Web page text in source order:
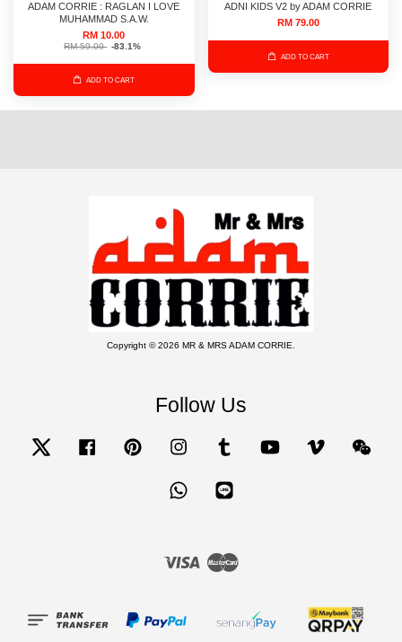
ADAM CORRIE : RAGLAN I LOVE
MUHAMMAD S.A.W.
RM 10.00
RM 59.00 -83.1%
ADD TO CART
ADNI KIDS V2 by ADAM CORRIE
RM 79.00
ADD TO CART
Copyright © 2026 MR & MRS ADAM CORRIE.
Follow Us
Twitter Facebook Pinterest Instagram Tumblr YouTube Vimeo
Whatsapp
Visa